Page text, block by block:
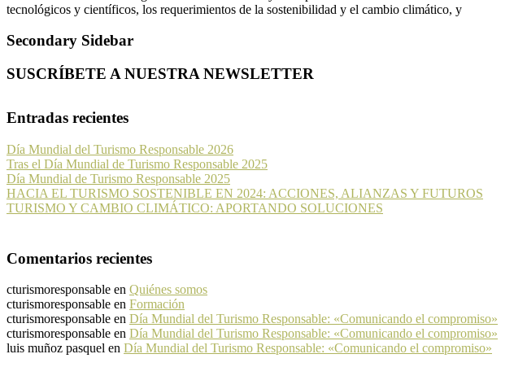
tecnológicos y científicos, los requerimientos de la sostenibilidad y el cambio climático, y
Secondary Sidebar
SUSCRÍBETE A NUESTRA NEWSLETTER
Entradas recientes
Día Mundial del Turismo Responsable 2026
Tras el Día Mundial de Turismo Responsable 2025
Día Mundial de Turismo Responsable 2025
HACIA EL TURISMO SOSTENIBLE EN 2024: ACCIONES, ALIANZAS Y FUTUROS
TURISMO Y CAMBIO CLIMÁTICO: APORTANDO SOLUCIONES
Comentarios recientes
cturismoresponsable en Quiénes somos
cturismoresponsable en Formación
cturismoresponsable en Día Mundial del Turismo Responsable: «Comunicando el compromiso»
cturismoresponsable en Día Mundial del Turismo Responsable: «Comunicando el compromiso»
luis muñoz pasquel en Día Mundial del Turismo Responsable: «Comunicando el compromiso»